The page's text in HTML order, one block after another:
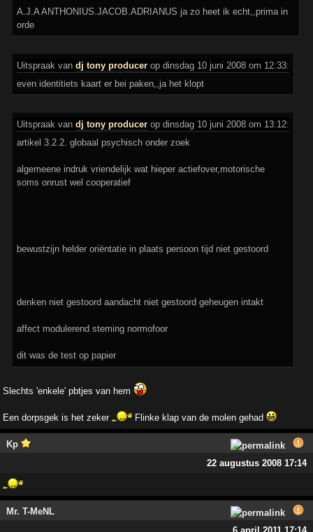
A.J.A ANTHONIUS.JACOB.ADRIANUS ja zo heet ik echt,,prima in
orde
Uitspraak vandj tony producer op dinsdag 10 juni 2008 om 12:33:
even identitiets kaart er bei paken,,ja het klopt
Uitspraak vandj tony producer op dinsdag 10 juni 2008 om 13:12:
artikel 3.2.2. globaal psychisch onder zoek
algemeene indruk vriendelijk wat hieper actiefover,motorische
soms onrust wel cooperatief
bewustzijn helder oriëntatie in plaats persoon tijd niet gestoord
denken niet gestoord aandacht niet gestoord geheugen intakt
affect modulerend steming normofoor
dit was de test op papier
Slechts 'enkele' pbtjes van hem
Een dorpsgek is het zeker Flinke klap van de molen gehad
Kp
22 augustus 2008 17:14
Mr. T-MeNL